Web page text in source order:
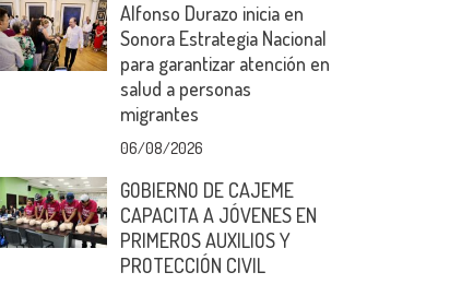
Alfonso Durazo inicia en
Sonora Estrategia Nacional
para garantizar atención en
salud a personas
migrantes
06/08/2026
GOBIERNO DE CAJEME
CAPACITA A JÓVENES EN
PRIMEROS AUXILIOS Y
PROTECCIÓN CIVIL